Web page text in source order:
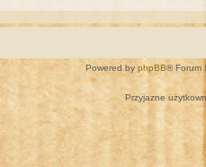
Powered by phpBB® Forum
Przyjazne